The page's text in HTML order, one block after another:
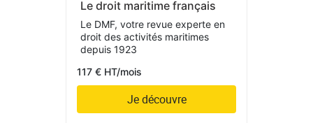
Le droit maritime français
Le DMF, votre revue experte en
droit des activités maritimes
depuis 1923
117 € HT/mois
Je découvre